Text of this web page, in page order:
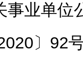
事业单位
〕92